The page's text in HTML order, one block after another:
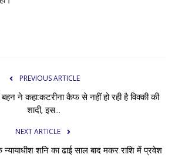
PREVIOUS ARTICLE
ने कहा:कटरीना कैफ से नहीं हो रही है विक्की की
शादी, इस...
NEXT ARTICLE
न्यायाधीश शनि का ढाई साल बाद मकर राशि में प्रवेश